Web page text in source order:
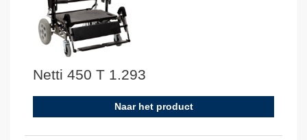
Netti 450 T 1.293
Naar het product